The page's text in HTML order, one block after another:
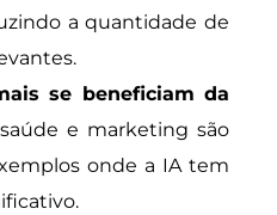
a quantidade de
se beneficiam da
e marketing são
onde a IA tem